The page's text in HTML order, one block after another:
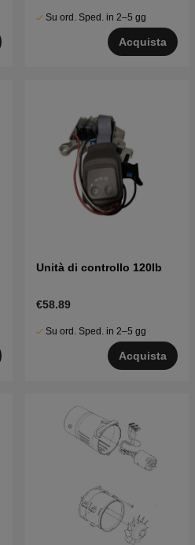
Su ord. Sped. in 2–5 gg
Acquista
Unità di controllo 120Ib
€58.89
Su ord. Sped. in 2–5 gg
Acquista